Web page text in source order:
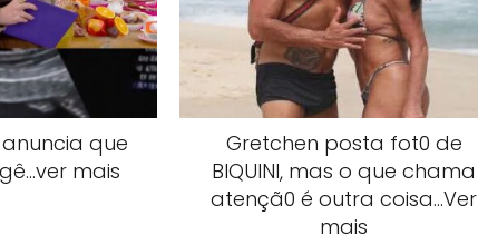
que
mais
Gretchen posta fot0 de
BlQUlNI, mas o que chama
atençã0 é outra coisa…Ver
mais